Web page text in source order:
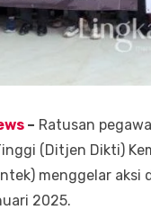
– Ratusan
(Ditjen Dikti)
menggelar
2025.